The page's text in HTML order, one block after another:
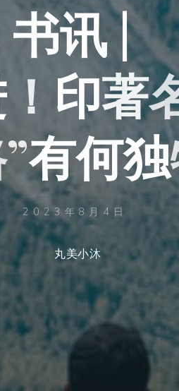
书讯|
！ 印著
”有何独
2023年8月4日
丸美小沐